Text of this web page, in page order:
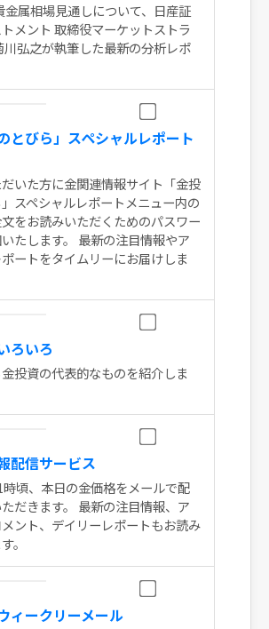
金属相場見通しについて、日産証
メント 取締役マーケットストラ
川弘之が執筆した最新の分析レポ
とびら」スペシャルレポート
いた方に金関連情報サイト「金投
スペシャルレポートメニュー内の
をお読みいただくためのパスワー
たします。 最新の注目情報やア
ートをタイムリーにお届けしま
ろいろ
投資の代表的なものを紹介しま
配信サービス
頃、本日の金価格をメールで配
だきます。 最新の注目情報、ア
ント、デイリーレポートもお読み
。
ィークリーメール